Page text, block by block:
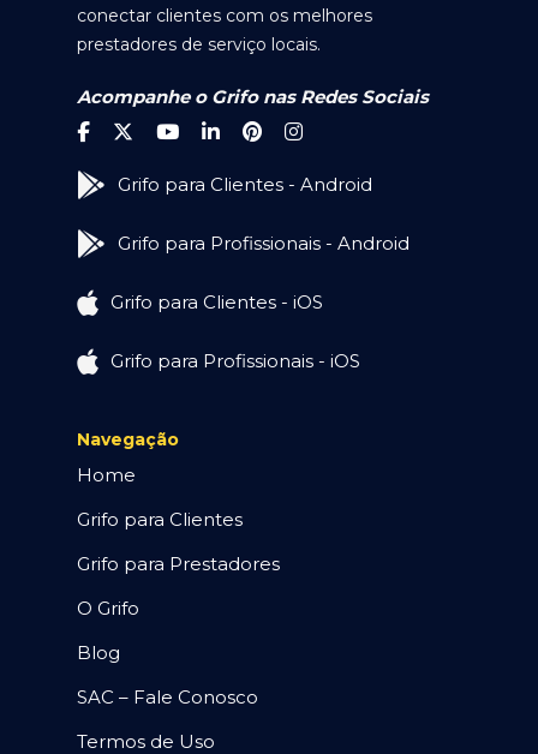
conectar clientes com os melhores
prestadores de serviço locais.
Acompanhe o Grifo nas Redes Sociais
Grifo para Clientes - Android
Grifo para Profissionais - Android
Grifo para Clientes - iOS
Grifo para Profissionais - iOS
Navegação
Home
Grifo para Clientes
Grifo para Prestadores
O Grifo
Blog
SAC – Fale Conosco
Termos de Uso